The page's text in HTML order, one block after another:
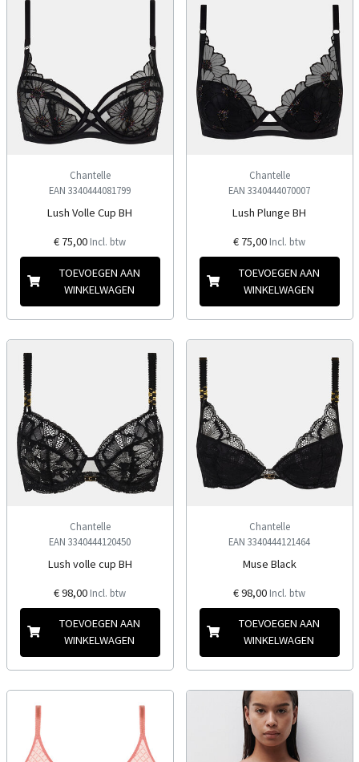
Chantelle
EAN 3340444081799
Lush Volle Cup BH
€ 75,00 Incl. btw
TOEVOEGEN AAN
WINKELWAGEN
Chantelle
EAN 3340444070007
Lush Plunge BH
€ 75,00 Incl. btw
TOEVOEGEN AAN
WINKELWAGEN
Chantelle
EAN 3340444120450
Lush volle cup BH
€ 98,00 Incl. btw
TOEVOEGEN AAN
WINKELWAGEN
Chantelle
EAN 3340444121464
Muse Black
€ 98,00 Incl. btw
TOEVOEGEN AAN
WINKELWAGEN